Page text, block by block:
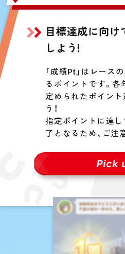
目標達成に向け
しよう!
「成績Pt」はレース
るポイントです。各
定められたポイン
う！
指定ポイントに達
了となるため、ご注
Pick